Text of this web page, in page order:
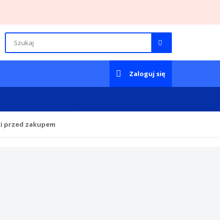
Zaloguj się
przed zakupem